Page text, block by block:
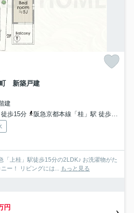
町 新築戸建
建
歩15分
阪急京都本線「桂」駅 徒歩25分
「上桂」駅徒歩15分の2LDK♪ お洗濯物がた
ー！ リビングには... もっと見る
円